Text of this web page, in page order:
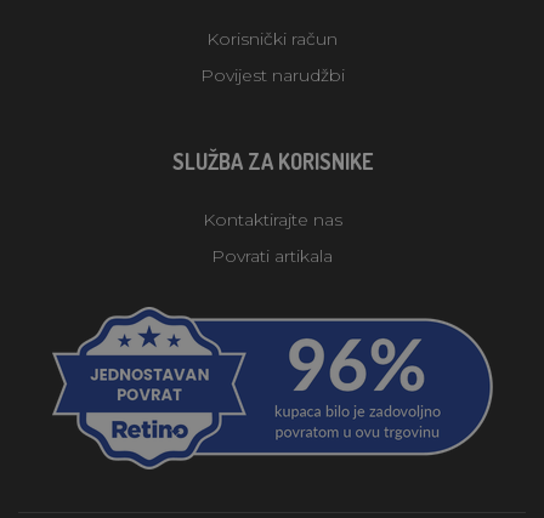
Korisnički račun
Povijest narudžbi
SLUŽBA ZA KORISNIKE
Kontaktirajte nas
Povrati artikala